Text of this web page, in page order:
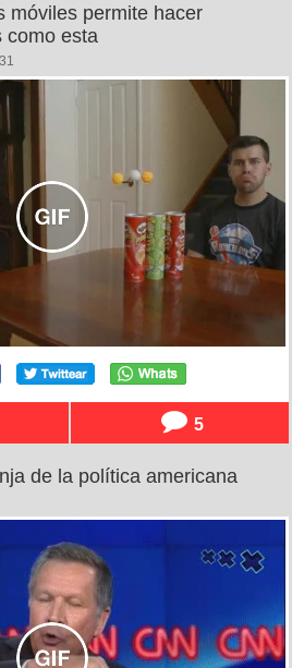
móviles permite hacer
como esta
5
de la política americana